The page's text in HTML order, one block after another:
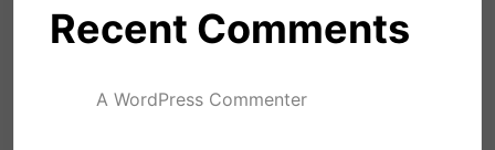
Recent Comments
A WordPress Commenter